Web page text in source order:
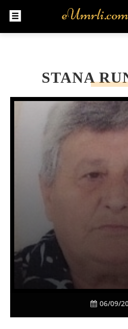
STANA
06/09/